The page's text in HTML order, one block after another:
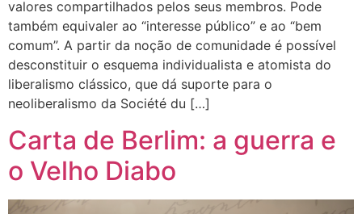
valores compartilhados pelos seus membros. Pode
também equivaler ao “interesse público” e ao “bem
comum”. A partir da noção de comunidade é possível
desconstituir o esquema individualista e atomista do
liberalismo clássico, que dá suporte para o
neoliberalismo da Société du […]
Carta de Berlim: a guerra e
o Velho Diabo